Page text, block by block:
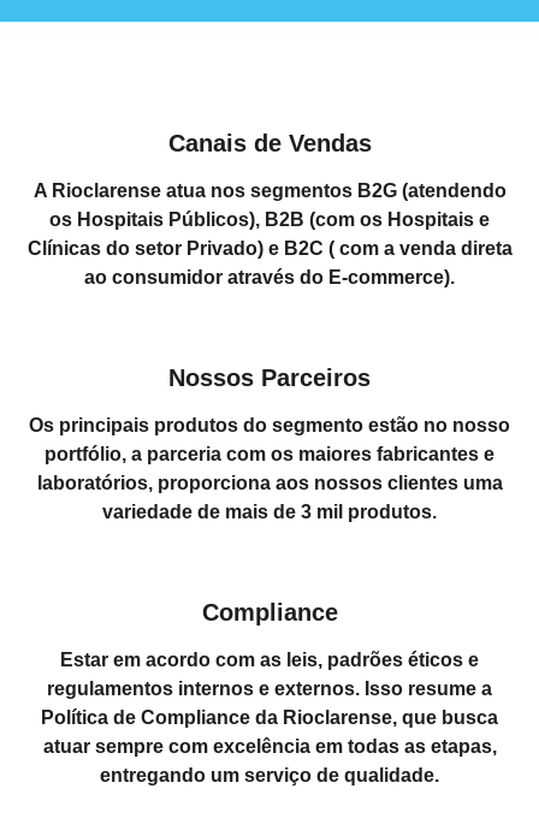
Canais de Vendas
A Rioclarense atua nos segmentos B2G (atendendo
os Hospitais Públicos), B2B (com os Hospitais e
Clínicas do setor Privado) e B2C ( com a venda direta
ao consumidor através do E-commerce).
Nossos Parceiros
Os principais produtos do segmento estão no nosso
portfólio, a parceria com os maiores fabricantes e
laboratórios, proporciona aos nossos clientes uma
variedade de mais de 3 mil produtos.
Compliance
Estar em acordo com as leis, padrões éticos e
regulamentos internos e externos. Isso resume a
Política de Compliance da Rioclarense, que busca
atuar sempre com excelência em todas as etapas,
entregando um serviço de qualidade.